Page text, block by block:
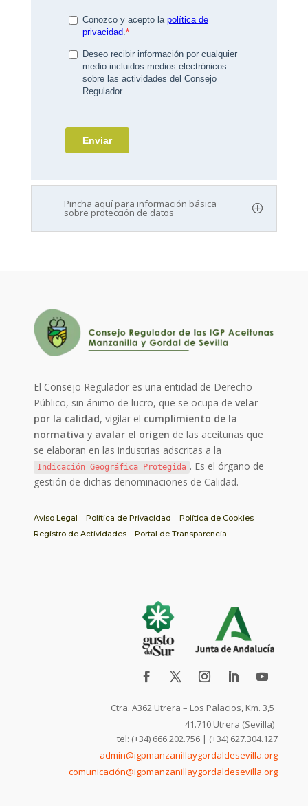
Pincha aquí para información básica
sobre protección de datos
El Consejo Regulador es una entidad de Derecho
Público, sin ánimo de lucro, que se ocupa develar
por la calidad, vigilar el cumplimiento de la
normativa y avalar el origen de las aceitunas que
se elaboran en las industrias adscritas a la
Indicación Geográfica Protegida . Es el órgano de
gestión de dichas denominaciones de Calidad.
Aviso Legal Política de Privacidad
Política de Cookies
Registro de Actividades
Portal de Transparencia
Ctra. A362 Utrera – Los Palacios, Km. 3,5
41.710 Utrera (Sevilla)
tel: (+34) 666.202.756 | (+34) 627.304.127
admin@igpmanzanillaygordaldesevilla.org
comunicación@igpmanzanillaygordaldesevilla.org